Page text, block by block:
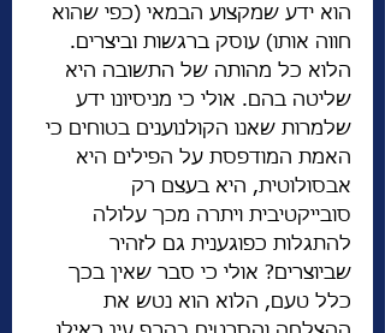
הוא ידע שמקצוע הבמאי (כפי שהוא
חווה אותו) עוסק ברגשות וביצרים.
הלוא כל מהותה של התשובה היא
שליטה בהם. אולי כי מניסיונו ידע
שלמרות שאנו הקולנוענים בטוחים כי
האמת המודפסת על הפילים היא
אבסולוטית, היא בעצם רק
סובייקטיבית ויתרה מכך עלולה
להתגלות כפוגענית גם לזהיר
שביוצרים? אולי כי סבר שאין בכך
כלל טעם, הלוא הוא נטש את